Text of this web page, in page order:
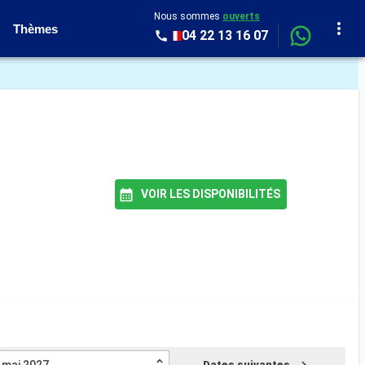
Thèmes
Nous sommes ouverts
04 22 13 16 07
VOIR LES DISPONIBILITÉS